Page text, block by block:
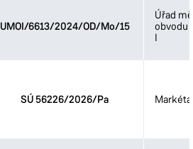
UMOI/6613/2024/OD/Mo/15
Úřad
obvodu
I
SÚ 56226/2026/Pa